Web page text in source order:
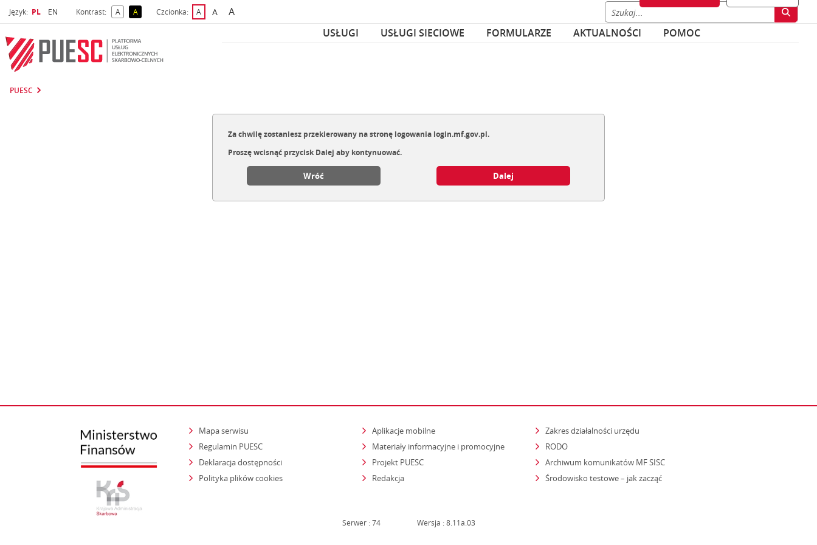
Język: Wybrany język
PL Wybierz język
EN Kontrast: Akontrast domyślny
Akontrast żółty tekst na czarnym tle
Czcionka: Adomyślna czcionka
Awiększa czcionka
Anajwiększa czcionka
USŁUGI
USŁUGI SIECIOWE FORMULARZE AKTUALNOŚCI POMOC
PUESC
Za chwilę zostaniesz przekierowany na stronę logowania login.mf.gov.pl.
Proszę wcisnąć przycisk Dalej aby kontynuować.
Wróć Dalej
Mapa serwisu
Regulamin PUESC
Deklaracja dostępności
Polityka plików cookies
Aplikacje mobilne
Materiały informacyjne i promocyjne
Projekt PUESC
Redakcja
Zakres działalności urzędu
RODO
Archiwum komunikatów MF SISC
Środowisko testowe – jak zacząćstrona otwiera się w nowym oknie
Serwer : 74 Wersja : 8.11a.03